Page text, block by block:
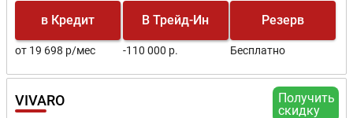
в Кредит
от 19 698 р/мес
В Трейд-Ин
-110 000 р.
Резерв
Бесплатно
Получить
скидку
VIVARO